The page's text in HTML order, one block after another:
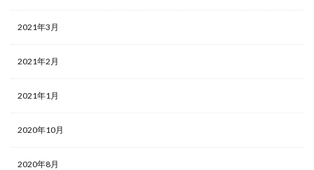
2021年3月
2021年2月
2021年1月
2020年10月
2020年8月